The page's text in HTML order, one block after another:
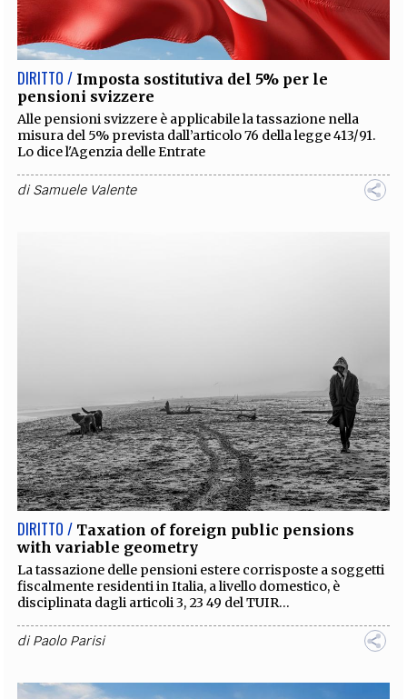
EXTRA
CODICI RUBRICHE PROCEEDINGS PUBBLICITÀ CONTATTI
SOCIAL MEDIA
DIRITTO / Imposta sostitutiva del 5% per le
pensioni svizzere
Alle pensioni svizzere è applicabile la tassazione nella
misura del 5% prevista dall’articolo 76 della legge 413/91.
Lo dice l'Agenzia delle Entrate
diSamuele Valente
DIRITTO / Taxation of foreign public pensions
with variable geometry
La tassazione delle pensioni estere corrisposte a soggetti
fiscalmente residenti in Italia, a livello domestico, è
disciplinata dagli articoli 3, 23 49 del TUIR...
diPaolo Parisi